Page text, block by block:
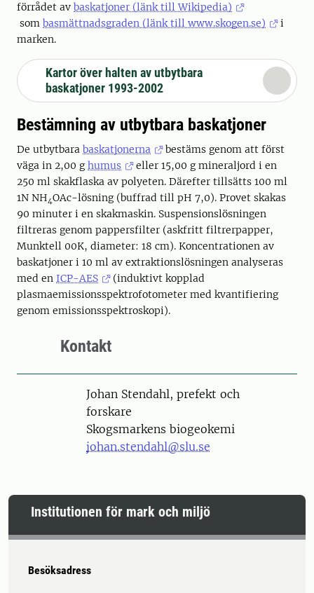
förrådet av baskatjoner (länk till Wikipedia)
som basmättnadsgraden (länk till www.skogen.se)
i
marken.
Kartor över halten av utbytbara
baskatjoner 1993-2002
Bestämning av utbytbara baskatjoner
De utbytbara baskatjonerna
bestäms genom att först
väga in 2,00 ghumus
eller 15,00 g mineraljord i en
250 ml skakflaska av polyeten. Därefter tillsätts 100 ml
1N NH4OAc-lösning (buffrad till pH 7,0). Provet skakas
90 minuter i en skakmaskin. Suspensionslösningen
filtreras genom pappersfilter (askfritt filtrerpapper,
Munktell 00K, diameter: 18 cm). Koncentrationen av
baskatjoner i 10 ml av extraktionslösningen analyseras
med en ICP-AES
(induktivt kopplad
plasmaemissionsspektrofotometer med kvantifiering
genom emissionsspektroskopi).
Kontakt
PersonJohan Stendahl, prefekt och
forskare
Skogsmarkens biogeokemi
johan.stendahl@slu.se
Institutionen för mark och miljö
Besöksadress